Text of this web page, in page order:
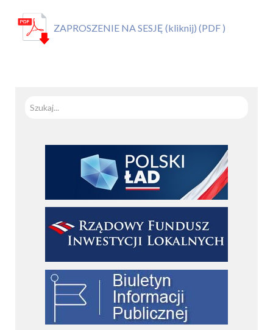
ZAPROSZENIE NA SESJĘ (kliknij) (PDF )